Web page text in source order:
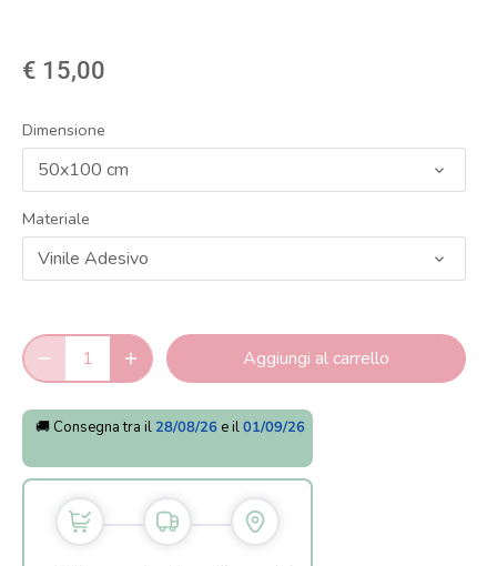
€ 15,00
Dimensione
50x100 cm
Materiale
Vinile Adesivo
Aggiungi al carrello
🚚 Consegna tra il 28/08/26 e il01/09/26